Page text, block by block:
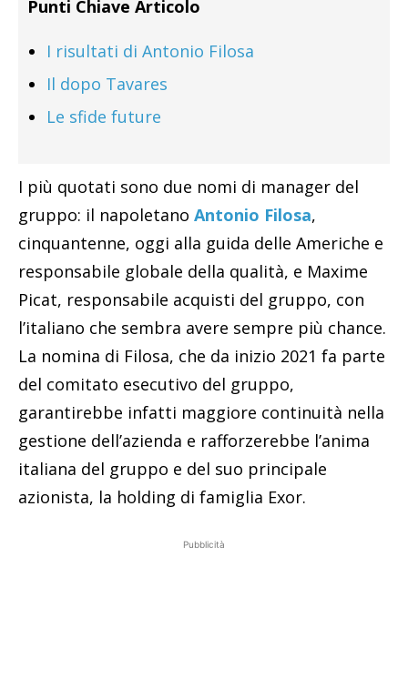
Punti Chiave Articolo
I risultati di Antonio Filosa
Il dopo Tavares
Le sfide future
I più quotati sono due nomi di manager del
gruppo: il napoletano Antonio Filosa,
cinquantenne, oggi alla guida delle Americhe e
responsabile globale della qualità, e Maxime
Picat, responsabile acquisti del gruppo, con
l’italiano che sembra avere sempre più chance.
La nomina di Filosa, che da inizio 2021 fa parte
del comitato esecutivo del gruppo,
garantirebbe infatti maggiore continuità nella
gestione dell’azienda e rafforzerebbe l’anima
italiana del gruppo e del suo principale
azionista, la holding di famiglia Exor.
Pubblicità